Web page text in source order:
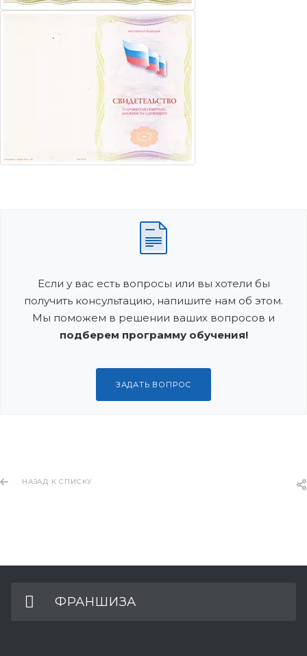
Если у вас есть вопросы или вы хотели бы
получить консультацию, напишите нам об этом.
Мы поможем в решении ваших вопросов и
подберем программу обучения!
ЗАДАТЬ ВОПРОС
НАЗАД К СПИСКУ
ФРАНШИЗА